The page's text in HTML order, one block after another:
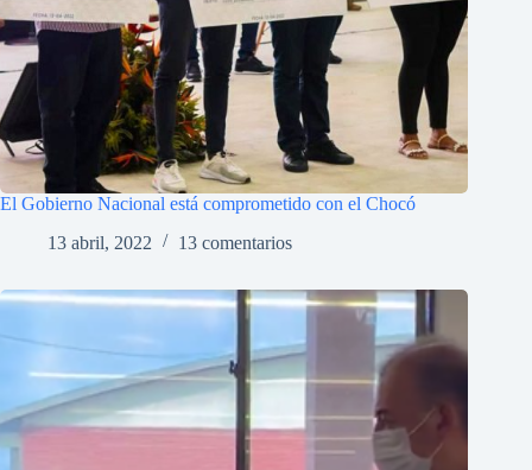
El Gobierno Nacional está comprometido con el Chocó
13 abril, 2022
13 comentarios